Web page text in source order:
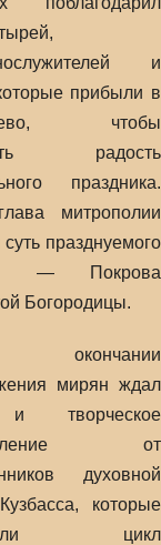
и
прибыли в
чтобы
радость
праздника.
митрополии
празднуемого
— Покрова
Богородицы.
мирян ждал
творческое
от
духовной
которые
цикл